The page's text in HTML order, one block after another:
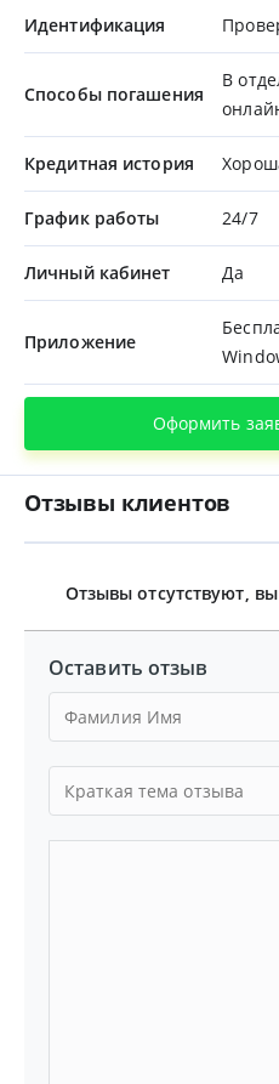
Идентификация
Способы погашения
В
Кредитная история
График работы 24/7
Личный кабинет Да
Приложение
Оформить
Отзывы клиентов
Отзывы отсутствуют,
Оставить отзыв